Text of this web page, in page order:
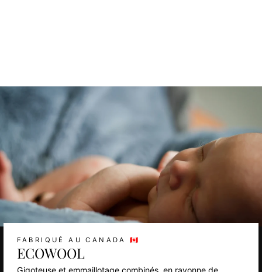
FABRIQUÉ AU CANADA 🇨🇦
ECOWOOL
Gigoteuse et emmaillotage combinés, en rayonne de